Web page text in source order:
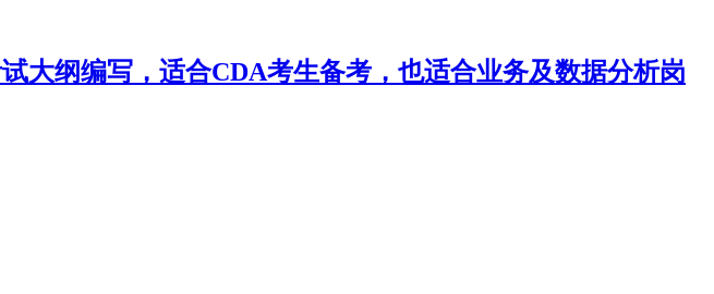
大纲编写，适合CDA考生备考，也适合业务及数据分析岗